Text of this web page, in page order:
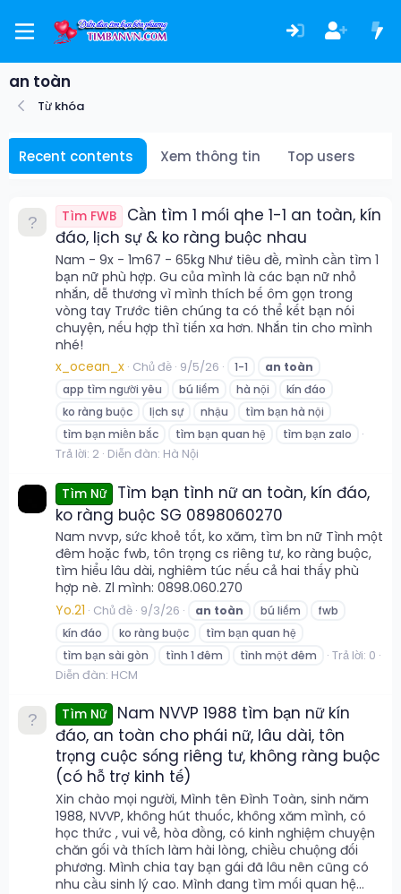
an toàn
Từ khóa
Recent contents Xem thông tin Top users
Tìm FWB
Cần tìm 1 mối qhe 1-1 an toàn, kín
đáo, lịch sự & ko ràng buộc nhau
Nam - 9x - 1m67 - 65kg Như tiêu đề, mình cần tìm 1
bạn nữ phù hợp. Gu của mình là các bạn nữ nhỏ
nhắn, dễ thương vì mình thích bế ôm gọn trong
vòng tay Trước tiên chúng ta có thể kết bạn nói
chuyện, nếu hợp thì tiến xa hơn. Nhắn tin cho mình
nhé!
x_ocean_x Chủ đề 9/5/26 1-1 an toàn
app tìm người yêu
bú liếm hà nội
kín đáo
ko ràng buộc
lịch sự nhậu
tìm bạn hà nội
tìm bạn miền bắc
tìm bạn quan hệ tìm bạn zalo
Trả lời: 2 Diễn đàn: Hà Nội
Tìm Nữ
Tìm bạn tình nữ an toàn, kín đáo,
ko ràng buộc SG 0898060270
Nam nvvp, sức khoẻ tốt, ko xăm, tìm bn nữ Tình một
đêm hoặc fwb, tôn trọng cs riêng tư, ko ràng buộc,
tìm hiểu lâu dài, nghiêm túc nếu cả hai thấy phù
hợp nè. Zl mình: 0898.060.270
Yo.21 Chủ đề 9/3/26 an toàn bú liếm
fwb
kín đáo
ko ràng buộc
tìm bạn quan hệ
tìm bạn sài gòn
tình 1 đêm tình một đêm
Trả lời: 0
Diễn đàn: HCM
Tìm Nữ
Nam NVVP 1988 tìm bạn nữ kín
đáo, an toàn cho phái nữ, lâu dài, tôn
trọng cuộc sống riêng tư, không ràng buộc
(có hỗ trợ kinh tế)
Xin chào mọi người, Mình tên Đình Toàn, sinh năm
1988, NVVP, không hút thuốc, không xăm mình, có
học thức , vui vẻ, hòa đồng, có kinh nghiệm chuyện
chăn gối và thích làm hài lòng, chiều chuộng đối
phương. Mình chia tay bạn gái đã lâu nên cũng có
nhu cầu sinh lý cao. Mình đang tìm mối quan hệ...